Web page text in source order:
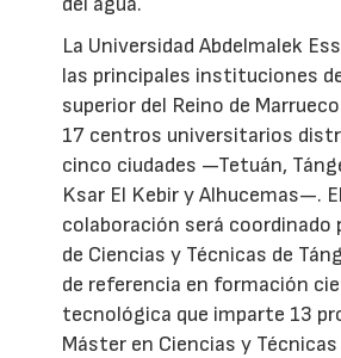
La Universidad Abdelmalek
las principales instituciones
superior del Reino de
17 centros universitarios
cinco ciudades —Tetuán,
Ksar El Kebir y Alhucemas—.
colaboración será coordinado
de Ciencias y Técnicas de
de referencia en formación
tecnológica que imparte 13
Máster en Ciencias y Técnicas